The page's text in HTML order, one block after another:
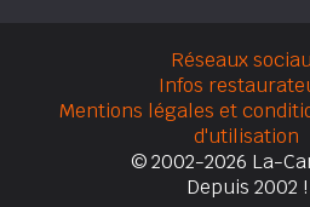
Réseaux
Infos
Mentions légales et
d'utilisation
© 2002-2026 La-
Depuis 2002 !